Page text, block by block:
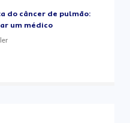
do câncer de pulmão:
um médico